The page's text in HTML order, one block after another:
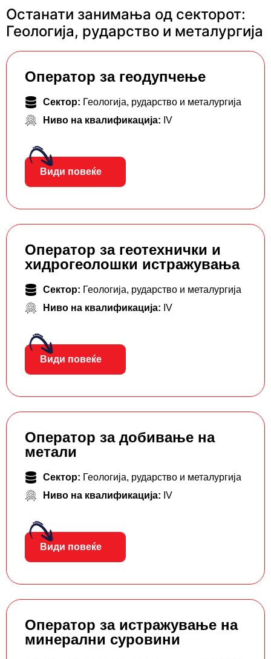
Останати занимања од секторот:
Геологија, рударство и металургија
Оператор за геодупчење
Сектор: Геологија, рударство и металургија
Ниво на квалификација: IV
Види повеќе
Оператор за геотехнички и
хидрогеолошки истражувања
Сектор: Геологија, рударство и металургија
Ниво на квалификација: IV
Види повеќе
Оператор за добивање на
метали
Сектор: Геологија, рударство и металургија
Ниво на квалификација: IV
Види повеќе
Оператор за истражување на
минерални суровини